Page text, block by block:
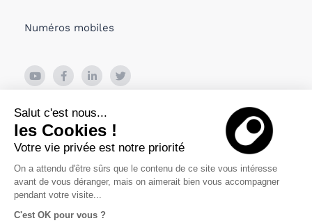
Salut c'est nous...
les Cookies !
Votre vie privée est notre priorité
On a attendu d'être sûrs que le contenu de ce site vous intéresse
avant de vous déranger, mais on aimerait bien vous accompagner
pendant votre visite...
C'est OK pour vous ?
Numéros mobiles
26 Boulevard de Bonne Nouvelle
75010 PARIS, France
Viru Väljak 2, Tallin
Politique de confidentialité